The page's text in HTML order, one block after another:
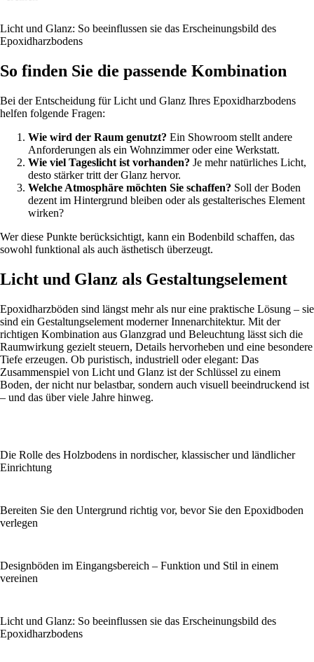
Licht und Glanz: So beeinflussen sie das Erscheinungsbild des
Epoxidharzbodens
So finden Sie die passende Kombination
Bei der Entscheidung für Licht und Glanz Ihres Epoxidharzbodens
helfen folgende Fragen:
Wie wird der Raum genutzt? Ein Showroom stellt andere
Anforderungen als ein Wohnzimmer oder eine Werkstatt.
Wie viel Tageslicht ist vorhanden? Je mehr natürliches Licht,
desto stärker tritt der Glanz hervor.
Welche Atmosphäre möchten Sie schaffen? Soll der Boden
dezent im Hintergrund bleiben oder als gestalterisches Element
wirken?
Wer diese Punkte berücksichtigt, kann ein Bodenbild schaffen, das
sowohl funktional als auch ästhetisch überzeugt.
Licht und Glanz als Gestaltungselement
Epoxidharzböden sind längst mehr als nur eine praktische Lösung – sie
sind ein Gestaltungselement moderner Innenarchitektur. Mit der
richtigen Kombination aus Glanzgrad und Beleuchtung lässt sich die
Raumwirkung gezielt steuern, Details hervorheben und eine besondere
Tiefe erzeugen. Ob puristisch, industriell oder elegant: Das
Zusammenspiel von Licht und Glanz ist der Schlüssel zu einem
Boden, der nicht nur belastbar, sondern auch visuell beeindruckend ist
– und das über viele Jahre hinweg.
Die Rolle des Holzbodens in nordischer, klassischer und ländlicher
Einrichtung
Bereiten Sie den Untergrund richtig vor, bevor Sie den Epoxidboden
verlegen
Designböden im Eingangsbereich – Funktion und Stil in einem
vereinen
Licht und Glanz: So beeinflussen sie das Erscheinungsbild des
Epoxidharzbodens